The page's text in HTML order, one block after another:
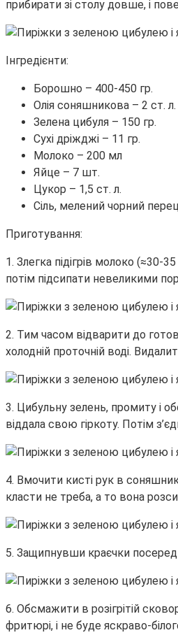
прибирати зі столу довше, і
Інгредієнти:
Борошно – 400-450 гр.
Олія соняшникова – 2 ст.
Зелена цибуля – 150 гр.
Сухі дріжджі – 11 гр.
Молоко – 200 мл
Яйце – 7 шт.
Цукор – 1,5 ст. л.
Сіль, мелений чорний
Приготування:
1. Злегка підігрів молоко
потім підсипати невеликими
2. Тим часом відварити до
холодній проточній воді.
3. Цибульну зелень, промиту і
віддала свою гіркоту. Потім
4. Вмочити кисті рук в
класти не треба, а то вона
5. Защипнувши краєчки
6. Обсмажити в розігрітій
фритюрі, і не буде яскраво-